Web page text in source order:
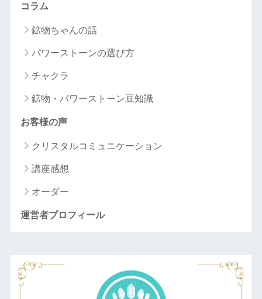
コラム
鉱物ちゃんの話
パワーストーンの選び方
チャクラ
鉱物・パワーストーン豆知識
お客様の声
クリスタルコミュニケーション
講座感想
オーダー
運営者プロフィール